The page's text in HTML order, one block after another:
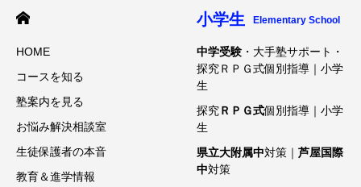
HOME
コースを知る
塾案内を見る
お悩み解決相談室
生徒保護者の本音
教育＆進学情報
小学生 Elementary School
中学受験 ・大手塾サポート・
探究ＲＰＧ式個別指導｜小学
生
探究ＲＰＧ式個別指導｜小学
生
県立大附属中対策｜ 芦屋国際
中対策